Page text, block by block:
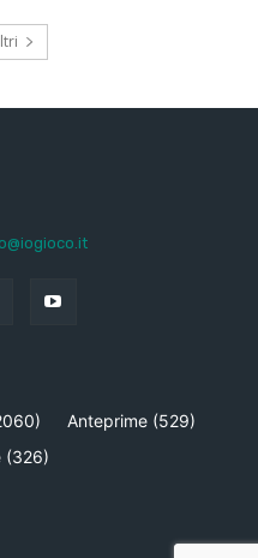
Anteprime (529)
(326)